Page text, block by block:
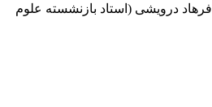
درویشی (استاد بازنشسته علوم